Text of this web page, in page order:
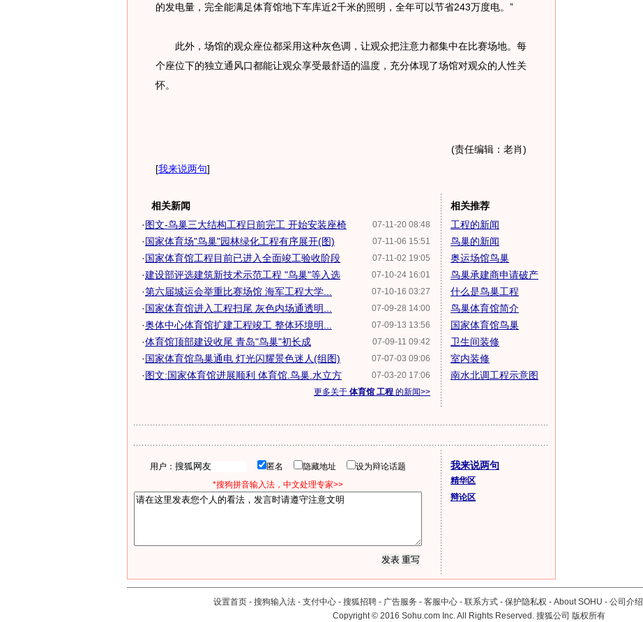
的发电量，完全能满足体育馆地下车库近2千米的照明，全年可以节省243万度电。”
此外，场馆的观众座位都采用这种灰色调，让观众把注意力都集中在比赛场地。每
个座位下的独立通风口都能让观众享受最舒适的温度，充分体现了场馆对观众的人性关
怀。
(责任编辑：老肖)
[我来说两句]
相关新闻
07-11-20 08:48
·图文-鸟巢三大结构工程日前完工 开始安装座椅
07-11-06 15:51
·国家体育场"鸟巢"园林绿化工程有序展开(图)
07-11-02 19:05
·国家体育馆工程目前已进入全面竣工验收阶段
07-10-24 16:01
·建设部评选建筑新技术示范工程 "鸟巢"等入选
07-10-16 03:27
·第六届城运会举重比赛场馆 海军工程大学...
07-09-28 14:00
·国家体育馆进入工程扫尾 灰色内场通透明...
07-09-13 13:56
·奥体中心体育馆扩建工程竣工 整体环境明...
07-09-11 09:42
·体育馆顶部建设收尾 青岛"鸟巢"初长成
07-07-03 09:06
·国家体育馆鸟巢通电 灯光闪耀景色迷人(组图)
07-03-20 17:06
·图文:国家体育馆进展顺利 体育馆.鸟巢.水立方
更多关于 体育馆 工程 的新闻>>
相关推荐
工程的新闻
鸟巢的新闻
奥运场馆鸟巢
鸟巢承建商申请破产
什么是鸟巢工程
鸟巢体育馆简介
国家体育馆鸟巢
卫生间装修
室内装修
南水北调工程示意图
用户： 匿名 隐藏地址
设为辩论话题
*搜狗拼音输入法，中文处理专家>>
我来说两句
精华区
辩论区
设置首页 - 搜狗输入法 - 支付中心 - 搜狐招聘 - 广告服务 - 客服中心 - 联系方式 - 保护隐私权 - About SOHU - 公司介绍
Copyright©2016 Sohu.com Inc. All Rights Reserved. 搜狐公司 版权所有